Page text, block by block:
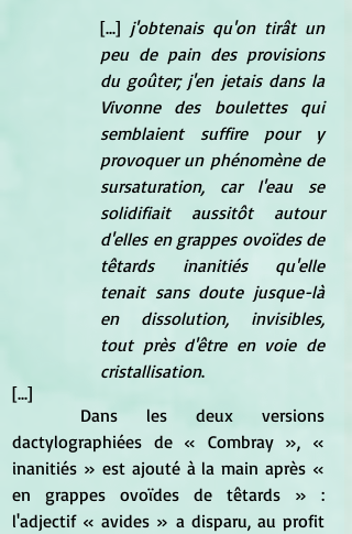
[...] j'obtenais qu'on tirât un
peu de pain des provisions
du goûter; j'en jetais dans la
Vivonne des boulettes qui
semblaient suffire pour y
provoquer un phénomène de
sursaturation, car l'eau se
solidifiait aussitôt autour
d'elles en grappes ovoïdes de
têtards inanitiés qu'elle
tenait sans doute jusque-là
en dissolution, invisibles,
tout près d'être en voie de
cristallisation.
[...]
dactylographiées de « Combray », «
inanitiés » est ajouté à la main après «
en grappes ovoïdes de têtards » :
l'adjectif « avides » a disparu, au profit